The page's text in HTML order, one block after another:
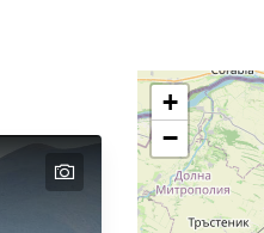
text
+
−